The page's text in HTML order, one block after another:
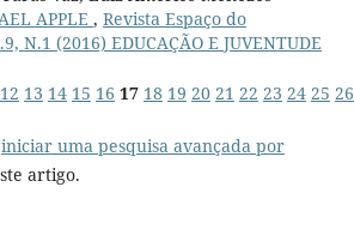
APPLE , Revista Espaço do
N.1 (2016) EDUCAÇÃO E JUVENTUDE
12 13 14 15 16 17 18 19 20 21 22 23 24 25 26
iniciar uma pesquisa avançada por
artigo.